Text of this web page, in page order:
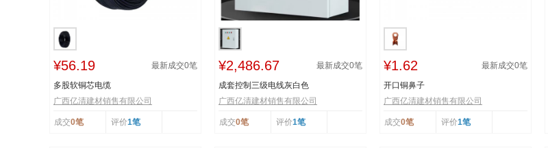
¥56.19 最新成交0笔
多股软铜芯电缆
广西亿清建材销售有限公司
成交0笔 评价1笔
¥2,486.67 最新成交0笔
成套控制三级电线灰白色
广西亿清建材销售有限公司
成交0笔 评价1笔
¥1.62 最新成交0笔
开口铜鼻子
广西亿清建材销售有限公司
成交0笔 评价1笔